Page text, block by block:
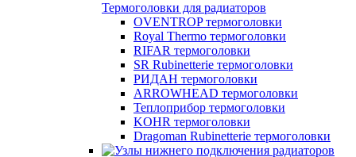
Термоголовки для радиаторов
OVENTROP термоголовки
Royal Thermo термоголовки
RIFAR термоголовки
SR Rubinetterie термоголовки
РИДАН термоголовки
ARROWHEAD термоголовки
Теплоприбор термоголовки
KOHR термоголовки
Dragoman Rubinetterie термоголовки